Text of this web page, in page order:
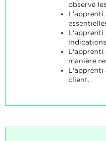
observé
L'apprenti
L'apprenti
L'apprenti
manière
L'apprenti
client.